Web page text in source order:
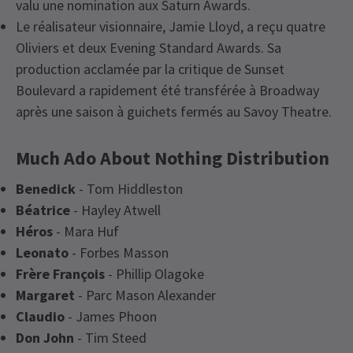
valu une nomination aux Saturn Awards.
Le réalisateur visionnaire, Jamie Lloyd, a reçu quatre
Oliviers et deux Evening Standard Awards. Sa
production acclamée par la critique de Sunset
Boulevard a rapidement été transférée à Broadway
après une saison à guichets fermés au Savoy Theatre.
Much Ado About Nothing Distribution
Benedick - Tom Hiddleston
Béatrice - Hayley Atwell
Héros - Mara Huf
Leonato - Forbes Masson
Frère François - Phillip Olagoke
Margaret - Parc Mason Alexander
Claudio - James Phoon
Don John - Tim Steed